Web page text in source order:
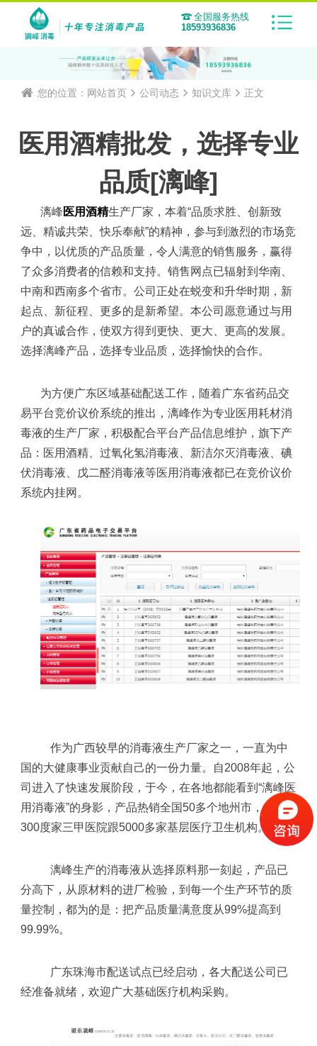
全国服务热线
18593936836
您的位置： 网站首页 公司动态 知识文库 正文
医用酒精批发，选择专业
品质[漓峰]
漓峰 医用酒精生产厂家， 本着“品质求胜、创新致
远、精诚共荣、快乐奉献”的精神，参与到激烈的市场竞
争中，以优质的产品质量，令人满意的销售服务，赢得
了众多消费者的信赖和支持。销售网点已辐射到华南、
中南和西南多个省市。公司正处在蜕变和升华时期，新
起点、新征程、更多的是新希望。本公司愿意通过与用
户的真诚合作，使双方得到更快、更大、更高的发展。
选择漓峰产品，选择专业品质，选择愉快的合作。
为方便广东区域基础配送工作，随着广东省药品交
易平台竞价议价系统的推出，漓峰作为专业医用耗材消
毒液的生产厂家，积极配合平台产品信息维护，旗下产
品：医用酒精、过氧化氢消毒液、新洁尔灭消毒液、碘
伏消毒液、戊二醛消毒液等医用消毒液都已在竞价议价
系统内挂网。
作为广西较早的消毒液生产厂家之一，一直为中
国的大健康事业贡献自己的一份力量。自2008年起，公
司进入了快速发展阶段，于今，在各地都能看到“漓峰医
用消毒液”的身影，产品热销全国 50多个地州市，入驻
300度家三甲医院跟5000多家基层医疗卫生机构。
漓峰生产的消毒液从选择原料那一刻起，产品已
分高下，从原材料的进厂检验，到每一个生产环节的质
量控制，都为的是：把产品质量满意度从99%提高到
99.99%。
广东珠海市配送试点已经启动，各大配送公司已
经准备就绪，欢迎广大基础医疗机构采购。